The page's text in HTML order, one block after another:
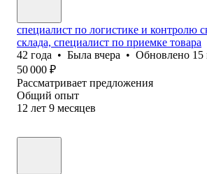
специалист по логистике и контролю
склада, специалист по приемке товара
42 года • Была вчера • Обновлено 15
50 000 ₽
Рассматривает предложения
Общий опыт
12 лет 9 месяцев